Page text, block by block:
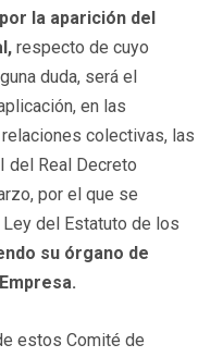
la aparición del
respecto de cuyo
duda, será el
en las
colectivas, las
Real Decreto
por el que se
del Estatuto de los
su órgano de
estos Comité de